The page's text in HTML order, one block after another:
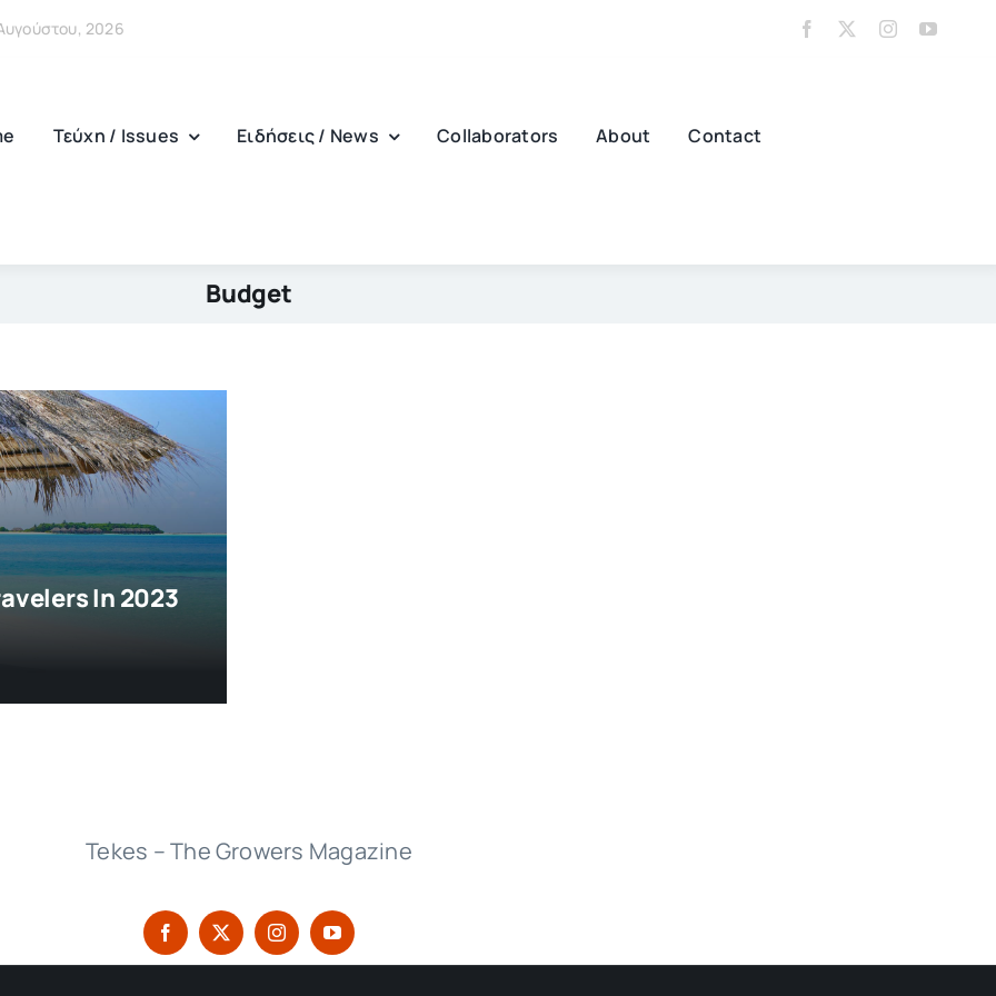
2026
Τεύχη / Issues Ειδήσεις / News Collaborators About Contact
Budget
In 2023
Tekes – The Growers Magazine